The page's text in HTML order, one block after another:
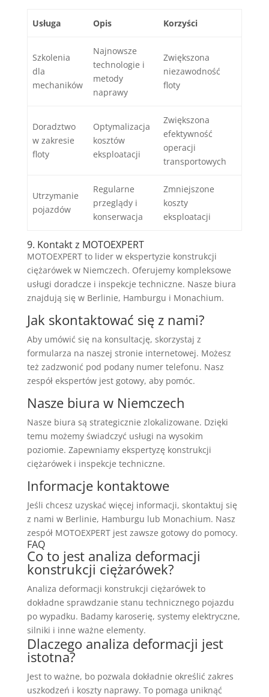
Usługa Opis Korzyści
Szkolenia
dla
mechaników
Najnowsze
technologie i
metody
naprawy
Zwiększona
niezawodność
floty
Doradztwo
w zakresie
floty
Optymalizacja
kosztów
eksploatacji
Zwiększona
efektywność
operacji
transportowych
Utrzymanie
pojazdów
Regularne
przeglądy i
konserwacja
Zmniejszone
koszty
eksploatacji
9. Kontakt z MOTOEXPERT
MOTOEXPERT to lider w ekspertyzie konstrukcji
ciężarówek w Niemczech. Oferujemy kompleksowe
usługi doradcze i inspekcje techniczne. Nasze biura
znajdują się w Berlinie, Hamburgu i Monachium.
Jak skontaktować się z nami?
Aby umówić się na konsultację, skorzystaj z
formularza na naszej stronie internetowej. Możesz
też zadzwonić pod podany numer telefonu. Nasz
zespół ekspertów jest gotowy, aby pomóc.
Nasze biura w Niemczech
Nasze biura są strategicznie zlokalizowane. Dzięki
temu możemy świadczyć usługi na wysokim
poziomie. Zapewniamy ekspertyzę konstrukcji
ciężarówek i inspekcje techniczne.
Informacje kontaktowe
Jeśli chcesz uzyskać więcej informacji, skontaktuj się
z nami w Berlinie, Hamburgu lub Monachium. Nasz
zespół MOTOEXPERT jest zawsze gotowy do pomocy.
FAQ
Co to jest analiza deformacji
konstrukcji ciężarówek?
Analiza deformacji konstrukcji ciężarówek to
dokładne sprawdzanie stanu technicznego pojazdu
po wypadku. Badamy karoserię, systemy elektryczne,
silniki i inne ważne elementy.
Dlaczego analiza deformacji jest
istotna?
Jest to ważne, bo pozwala dokładnie określić zakres
uszkodzeń i koszty naprawy. To pomaga uniknąć